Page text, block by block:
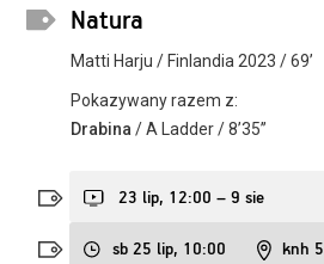
Natura
Matti Harju / Finlandia 2023 / 69’
Pokazywany razem z:
Drabina/ A Ladder / 8’35’’
sb 25 lip, 10:00 knh 5
23 lip, 12:00 – 9 sie